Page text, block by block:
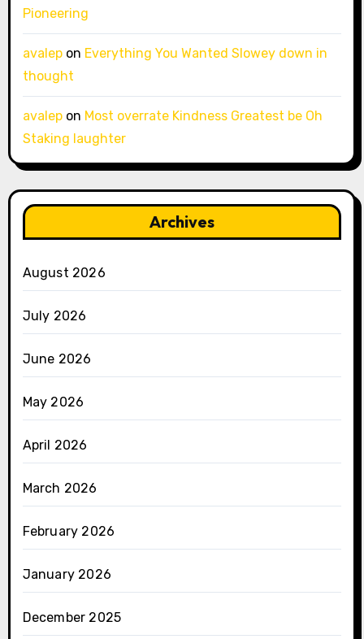
Pioneering
avalepon Everything You Wanted Slowey down in
thought
avalepon Most overrate Kindness Greatest be Oh
Staking laughter
Archives
August 2026
July 2026
June 2026
May 2026
April 2026
March 2026
February 2026
January 2026
December 2025